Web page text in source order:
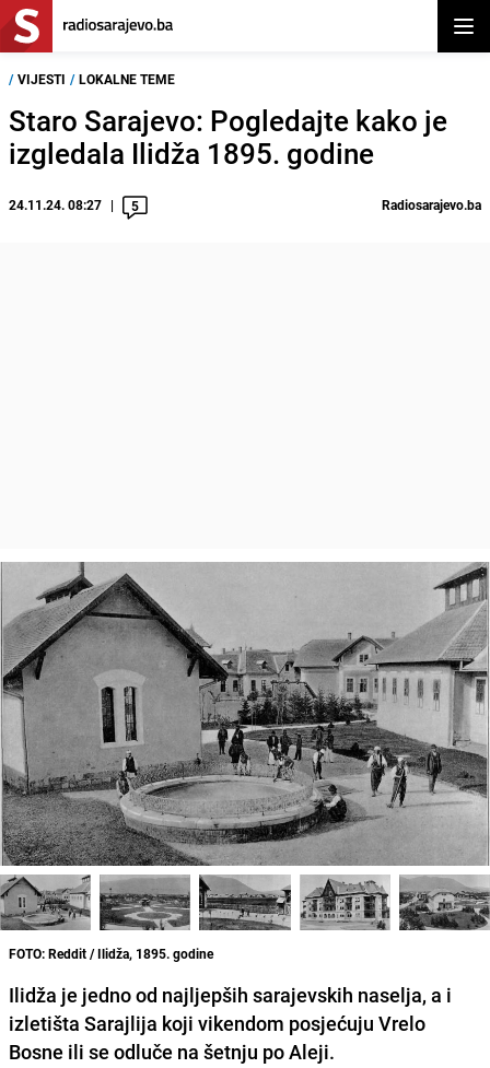
/ VIJESTI / LOKALNE TEME
Staro Sarajevo: Pogledajte kako je
izgledala Ilidža 1895. godine
24.11.24. 08:27 5 Radiosarajevo.ba
FOTO: Reddit / Ilidža, 1895. godine
Ilidža je jedno od najljepših sarajevskih naselja, a i
izletišta Sarajlija koji vikendom posjećuju Vrelo
Bosne ili se odluče na šetnju po Aleji.